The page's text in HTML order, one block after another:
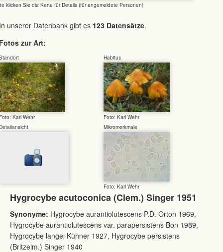
klicken Sie die Karte für Details (für angemeldete Personen)
unserer Datenbank gibt es 123 Datensätze.
zur Art:
Karl Wehr
Habitus
Foto: Karl Wehr
Mikromerkmale
Foto: Karl Wehr
Hygrocybe acutoconica (Clem.) Singer 1951
Synonyme: Hygrocybe aurantiolutescens P.D. Orton 1969,
Hygrocybe aurantiolutescens var. parapersistens Bon 1989,
Hygrocybe langei Kühner 1927, Hygrocybe persistens
(Britzelm.) Singer 1940